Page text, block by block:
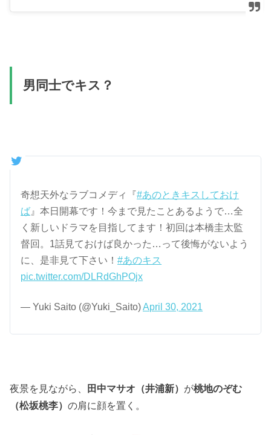
男同士でキス？
奇想天外なラブコメディ『#あのときキスしておけ
ば 』本日開幕です！今まで見たことあるようで…全
く新しいドラマを目指してます！初回は本橋圭太監
督回。1話見ておけば良かった…って後悔がないよう
に、是非見て下さい！#あのキス
pic.twitter.com/DLRdGhPOjx
— Yuki Saito (@Yuki_Saito)April 30, 2021
夜景を見ながら、 田中マサオ（井浦新） が桃地のぞむ
（松坂桃李）の肩に顔を置く。